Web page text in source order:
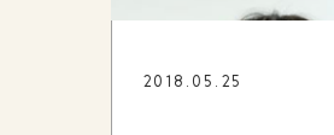
2018.05.25